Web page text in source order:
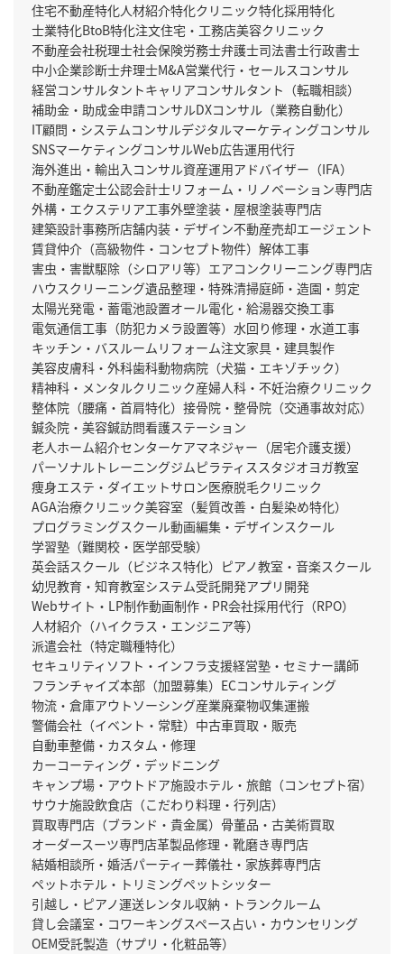
住宅不動産特化人材紹介特化クリニック特化採用特化
士業特化BtoB特化注文住宅・工務店美容クリニック
不動産会社税理士社会保険労務士弁護士司法書士行政書士
中小企業診断士弁理士M&A営業代行・セールスコンサル
経営コンサルタントキャリアコンサルタント（転職相談）
補助金・助成金申請コンサルDXコンサル（業務自動化）
IT顧問・システムコンサルデジタルマーケティングコンサル
SNSマーケティングコンサルWeb広告運用代行
海外進出・輸出入コンサル資産運用アドバイザー（IFA）
不動産鑑定士公認会計士リフォーム・リノベーション専門店
外構・エクステリア工事外壁塗装・屋根塗装専門店
建築設計事務所店舗内装・デザイン不動産売却エージェント
賃貸仲介（高級物件・コンセプト物件） 解体工事
害虫・害獣駆除（シロアリ等） エアコンクリーニング専門店
ハウスクリーニング遺品整理・特殊清掃庭師・造園・剪定
太陽光発電・蓄電池設置オール電化・給湯器交換工事
電気通信工事（防犯カメラ設置等） 水回り修理・水道工事
キッチン・バスルームリフォーム注文家具・建具製作
美容皮膚科・外科歯科動物病院（犬猫・エキゾチック）
精神科・メンタルクリニック産婦人科・不妊治療クリニック
整体院（腰痛・首肩特化） 接骨院・整骨院（交通事故対応）
鍼灸院・美容鍼訪問看護ステーション
老人ホーム紹介センターケアマネジャー（居宅介護支援）
パーソナルトレーニングジムピラティススタジオヨガ教室
痩身エステ・ダイエットサロン医療脱毛クリニック
AGA治療クリニック美容室（髪質改善・白髪染め特化）
プログラミングスクール動画編集・デザインスクール
学習塾（難関校・医学部受験）
英会話スクール（ビジネス特化） ピアノ教室・音楽スクール
幼児教育・知育教室システム受託開発アプリ開発
Webサイト・LP制作動画制作・PR会社採用代行（RPO）
人材紹介（ハイクラス・エンジニア等）
派遣会社（特定職種特化）
セキュリティソフト・インフラ支援経営塾・セミナー講師
フランチャイズ本部（加盟募集） ECコンサルティング
物流・倉庫アウトソーシング産業廃棄物収集運搬
警備会社（イベント・常駐） 中古車買取・販売
自動車整備・カスタム・修理
カーコーティング・デッドニング
キャンプ場・アウトドア施設ホテル・旅館（コンセプト宿）
サウナ施設飲食店（こだわり料理・行列店）
買取専門店（ブランド・貴金属） 骨董品・古美術買取
オーダースーツ専門店革製品修理・靴磨き専門店
結婚相談所・婚活パーティー葬儀社・家族葬専門店
ペットホテル・トリミングペットシッター
引越し・ピアノ運送レンタル収納・トランクルーム
貸し会議室・コワーキングスペース占い・カウンセリング
OEM受託製造（サプリ・化粧品等）